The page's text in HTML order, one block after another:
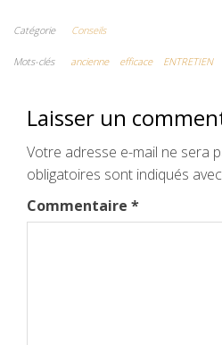
Catégorie Conseils
Mots-clés ancienne efficace ENTRETIEN
Laisser un
Votre adresse e-mail ne sera
obligatoires sont indiqués avec
Commentaire *